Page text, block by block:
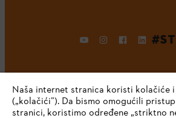
Naša internet stranica koristi kolačiće
(„kolačići”). Da bismo omogućili
stranici, koristimo određene „striktno